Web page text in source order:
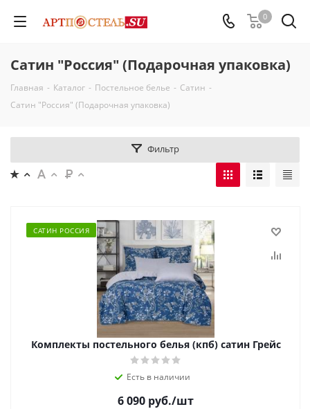
0
Сатин "Россия" (Подарочная упаковка)
Главная - Каталог - Постельное белье - Сатин -
Сатин "Россия" (Подарочная упаковка)
Фильтр
САТИН РОССИЯ
Комплекты постельного белья (кпб) сатин Грейс
Есть в наличии
6 090 руб./шт